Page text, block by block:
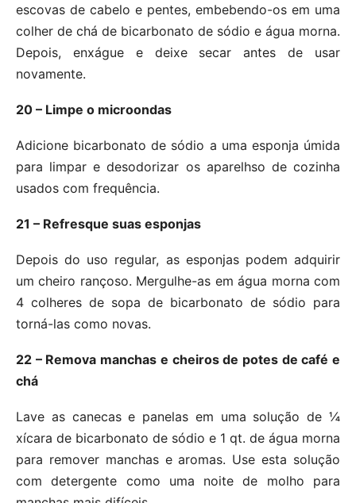
escovas de cabelo e pentes, embebendo-os em uma
colher de chá de bicarbonato de sódio e água morna.
Depois, enxágue e deixe secar antes de usar
novamente.
20 – Limpe o microondas
Adicione bicarbonato de sódio a uma esponja úmida
para limpar e desodorizar os aparelhso de cozinha
usados com frequência.
21 – Refresque suas esponjas
Depois do uso regular, as esponjas podem adquirir
um cheiro rançoso. Mergulhe-as em água morna com
4 colheres de sopa de bicarbonato de sódio para
torná-las como novas.
22 – Remova manchas e cheiros de potes de café e
chá
Lave as canecas e panelas em uma solução de ¼
xícara de bicarbonato de sódio e 1 qt. de água morna
para remover manchas e aromas. Use esta solução
com detergente como uma noite de molho para